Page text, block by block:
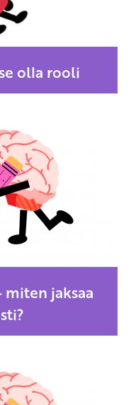
olla rooli
jaksaa